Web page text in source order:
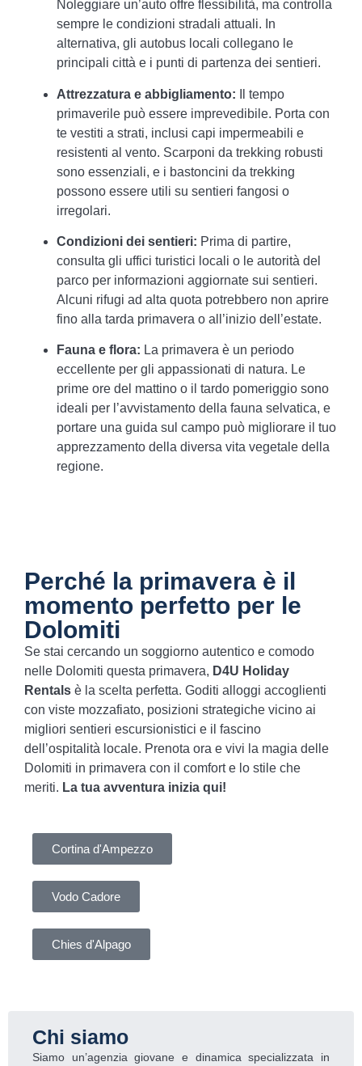
Noleggiare un’auto offre flessibilità, ma controlla
sempre le condizioni stradali attuali. In
alternativa, gli autobus locali collegano le
principali città e i punti di partenza dei sentieri.
Attrezzatura e abbigliamento: Il tempo
primaverile può essere imprevedibile. Porta con
te vestiti a strati, inclusi capi impermeabili e
resistenti al vento. Scarponi da trekking robusti
sono essenziali, e i bastoncini da trekking
possono essere utili su sentieri fangosi o
irregolari.
Condizioni dei sentieri: Prima di partire,
consulta gli uffici turistici locali o le autorità del
parco per informazioni aggiornate sui sentieri.
Alcuni rifugi ad alta quota potrebbero non aprire
fino alla tarda primavera o all’inizio dell’estate.
Fauna e flora: La primavera è un periodo
eccellente per gli appassionati di natura. Le
prime ore del mattino o il tardo pomeriggio sono
ideali per l’avvistamento della fauna selvatica, e
portare una guida sul campo può migliorare il tuo
apprezzamento della diversa vita vegetale della
regione.
Perché la primavera è il
momento perfetto per le
Dolomiti
Se stai cercando un soggiorno autentico e comodo
nelle Dolomiti questa primavera, D4U Holiday
Rentals è la scelta perfetta. Goditi alloggi accoglienti
con viste mozzafiato, posizioni strategiche vicino ai
migliori sentieri escursionistici e il fascino
dell’ospitalità locale. Prenota ora e vivi la magia delle
Dolomiti in primavera con il comfort e lo stile che
meriti. La tua avventura inizia qui!
Cortina d'Ampezzo
Vodo Cadore
Chies d'Alpago
Chi siamo
Siamo un’agenzia giovane e dinamica specializzata in